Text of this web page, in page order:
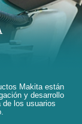
Makita están
y desarrollo
los usuarios